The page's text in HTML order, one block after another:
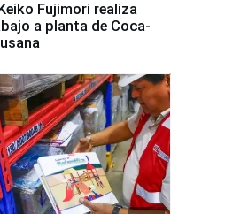
Fujimori realiza
a planta de Coca-